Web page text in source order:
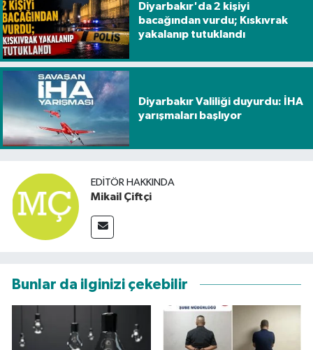
Diyarbakır'da 2 kişiyi
bacağından vurdu; Kıskıvrak
yakalanıp tutuklandı
Diyarbakır Valiliği duyurdu: İHA
yarışmaları başlıyor
EDITÖR HAKKINDA
Mikail Çiftçi
Bunlar da ilginizi çekebilir